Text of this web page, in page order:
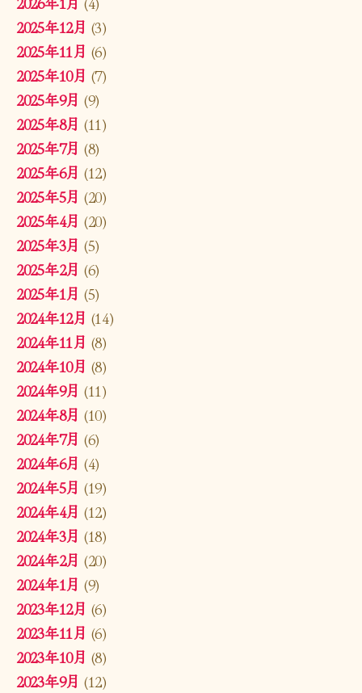
2025年12月 (3)
2025年11月 (6)
2025年10月 (7)
2025年9月 (9)
2025年8月 (11)
2025年7月 (8)
2025年6月 (12)
2025年5月 (20)
2025年4月 (20)
2025年3月 (5)
2025年2月 (6)
2025年1月 (5)
2024年12月 (14)
2024年11月 (8)
2024年10月 (8)
2024年9月 (11)
2024年8月 (10)
2024年7月 (6)
2024年6月 (4)
2024年5月 (19)
2024年4月 (12)
2024年3月 (18)
2024年2月 (20)
2024年1月 (9)
2023年12月 (6)
2023年11月 (6)
2023年10月 (8)
2023年9月 (12)